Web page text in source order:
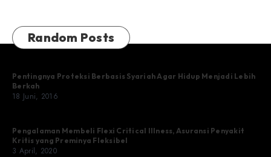
Random Posts
Pentingnya Proteksi Berbasis Syariah Agar Hidup Menjadi Lebih
Berkah
18 Juni, 2016
Pengalaman Membeli Flexi Critical Illness, Asuransi Penyakit
Kritis yang Preminya Fleksibel
3 April, 2020